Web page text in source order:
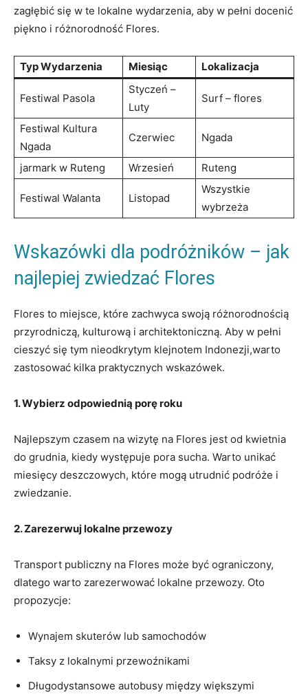
zagłębić się w ‍te‌ lokalne wydarzenia, aby w⁢ pełni⁣ docenić
⁤piękno‍ i różnorodność‌ Flores.
Typ Wydarzenia Miesiąc Lokalizacja
Festiwal Pasola
Styczeń –
Luty
Surf – flores
Festiwal Kultura
Ngada
Czerwiec Ngada
jarmark w Ruteng Wrzesień Ruteng
Festiwal⁢ Walanta Listopad
Wszystkie
wybrzeża
Wskazówki dla ⁤podróżników – jak
najlepiej zwiedzać​ Flores
Flores to miejsce, które zachwyca ⁣swoją różnorodnością
przyrodniczą,⁤ kulturową⁣ i architektoniczną. Aby w pełni
cieszyć się tym nieodkrytym klejnotem Indonezji,warto
zastosować kilka praktycznych ⁢wskazówek.
1. Wybierz odpowiednią porę roku
Najlepszym czasem na wizytę na Flores jest⁢ od kwietnia‌
do grudnia, kiedy​ występuje pora sucha. Warto unikać
miesięcy deszczowych, które​ mogą‌ utrudnić podróże i
zwiedzanie.
2. Zarezerwuj lokalne⁣ przewozy
Transport publiczny⁣ na ‍Flores‌ może być ograniczony,
dlatego warto zarezerwować lokalne przewozy. ⁣Oto
propozycje:
Wynajem ⁤skuterów lub‍ samochodów
Taksy‍ z lokalnymi przewoźnikami
Długodystansowe autobusy między większymi